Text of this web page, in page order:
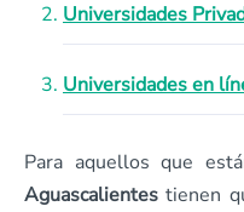
Universidades
Universidades en
Para aquellos que
Aguascalientes tienen